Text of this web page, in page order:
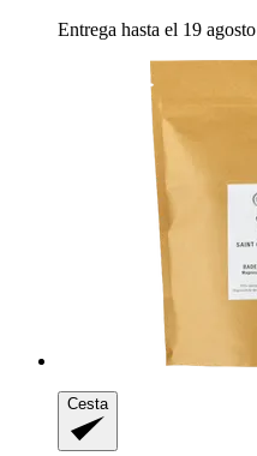
Entrega hasta el 19 agosto
Cesta